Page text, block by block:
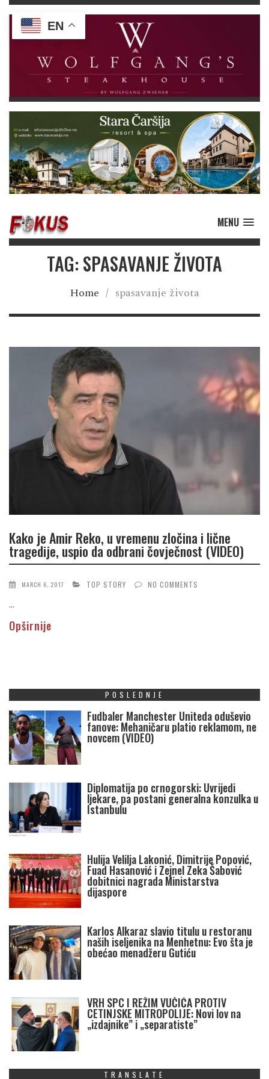
MENU
TAG: SPASAVANJE ŽIVOTA
Home / spasavanje života
Kako je Amir Reko, u vremenu zločina i lične
tragedije, uspio da odbrani čovječnost (VIDEO)
MARCH 6, 2017 TOP STORY NO COMMENTS
...
Opširnije
POSLEDNJE
Fudbaler Manchester Uniteda oduševio
fanove: Mehaničaru platio reklamom, ne
novcem (VIDEO)
Diplomatija po crnogorski: Uvrijedi
ljekare, pa postani generalna konzulka u
Istanbulu
Hulija Velilja Lakonić, Dimitrije Popović,
Fuad Hasanović i Zejnel Zeka Šabović
dobitnici nagrada Ministarstva
dijaspore
Karlos Alkaraz slavio titulu u restoranu
naših iseljenika na Menhetnu: Evo šta je
obećao menadžeru Gutiću
VRH SPC I REŽIM VUČIĆA PROTIV
CETINJSKE MITROPOLIJE: Novi lov na
„izdajnike” i „separatiste”
TRANSLATE
EN